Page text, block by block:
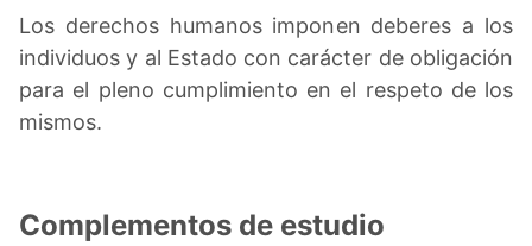
Los derechos humanos imponen deberes a los
individuos y al Estado con carácter de obligación
para el pleno cumplimiento en el respeto de los
mismos.
Complementos de estudio